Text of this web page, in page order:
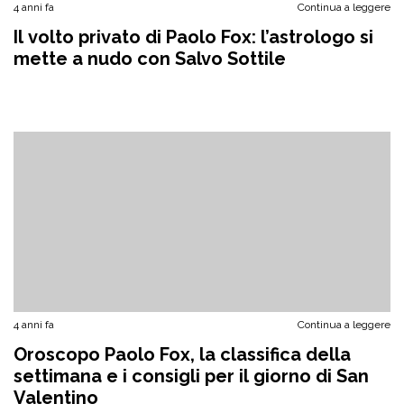
4 anni fa Continua a leggere
Il volto privato di Paolo Fox: l’astrologo si
mette a nudo con Salvo Sottile
4 anni fa Continua a leggere
Oroscopo Paolo Fox, la classifica della
settimana e i consigli per il giorno di San
Valentino